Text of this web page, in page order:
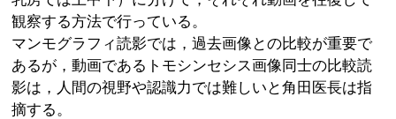
観察する方法で行っている。
マンモグラフィ読影では，過去画像との比較が重要で
あるが，動画であるトモシンセシス画像同士の比較読
影は，人間の視野や認識力では難しいと角田医長は指
摘する。